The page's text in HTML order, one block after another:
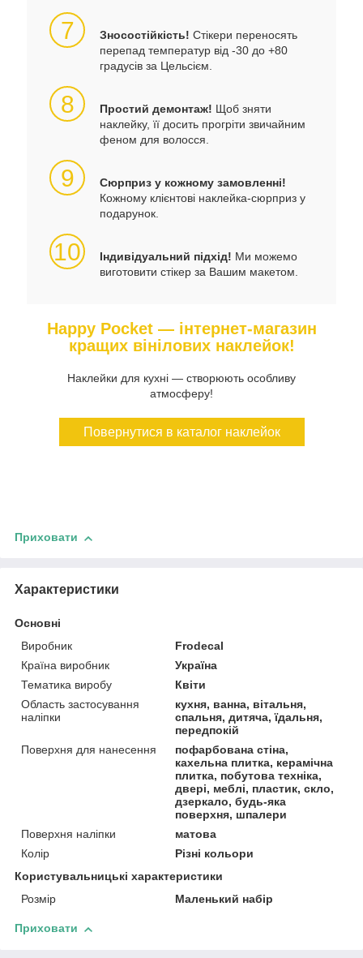
7 Зносостійкість! Стікери переносять
перепад температур від -30 до +80
градусів за Цельсієм.
8 Простий демонтаж! Щоб зняти
наклейку, її досить прогріти звичайним
феном для волосся.
9
Сюрприз у кожному замовленні!
Кожному клієнтові наклейка-сюрприз у
подарунок.
10 Індивідуальний підхід! Ми можемо
виготовити стікер за Вашим макетом.
Happy Pocket — інтернет-магазин
кращих вінілових наклейок!
Наклейки для кухні — створюють особливу
атмосферу!
Повернутися в каталог наклейок
Приховати
Характеристики
Основні
Виробник
Frodecal
Країна виробник
Україна
Тематика виробу
Квіти
Область застосування
наліпки
кухня, ванна, вітальня,
спальня, дитяча, їдальня,
передпокій
Поверхня для нанесення
пофарбована стіна,
кахельна плитка, керамічна
плитка, побутова техніка,
двері, меблі, пластик, скло,
дзеркало, будь-яка
поверхня, шпалери
Поверхня наліпки
матова
Колір
Різні кольори
Користувальницькі характеристики
Розмір
Маленький набір
Приховати